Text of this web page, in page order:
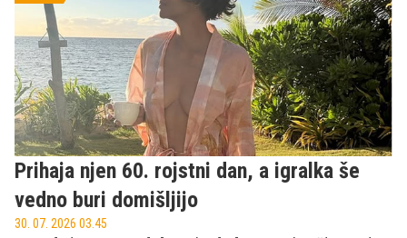
Prihaja njen 60. rojstni dan, a igralka še
vedno buri domišljijo
30. 07. 2026 03.45